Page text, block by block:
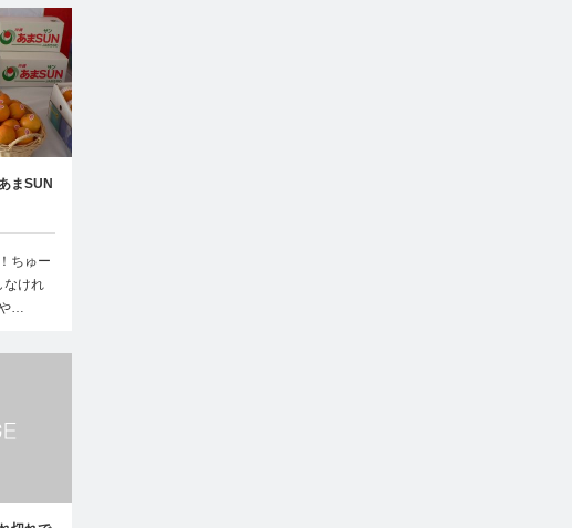
まSUN
ちゅー
なけれ
…